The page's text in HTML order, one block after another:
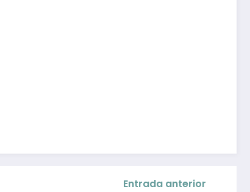
Entrada anterior